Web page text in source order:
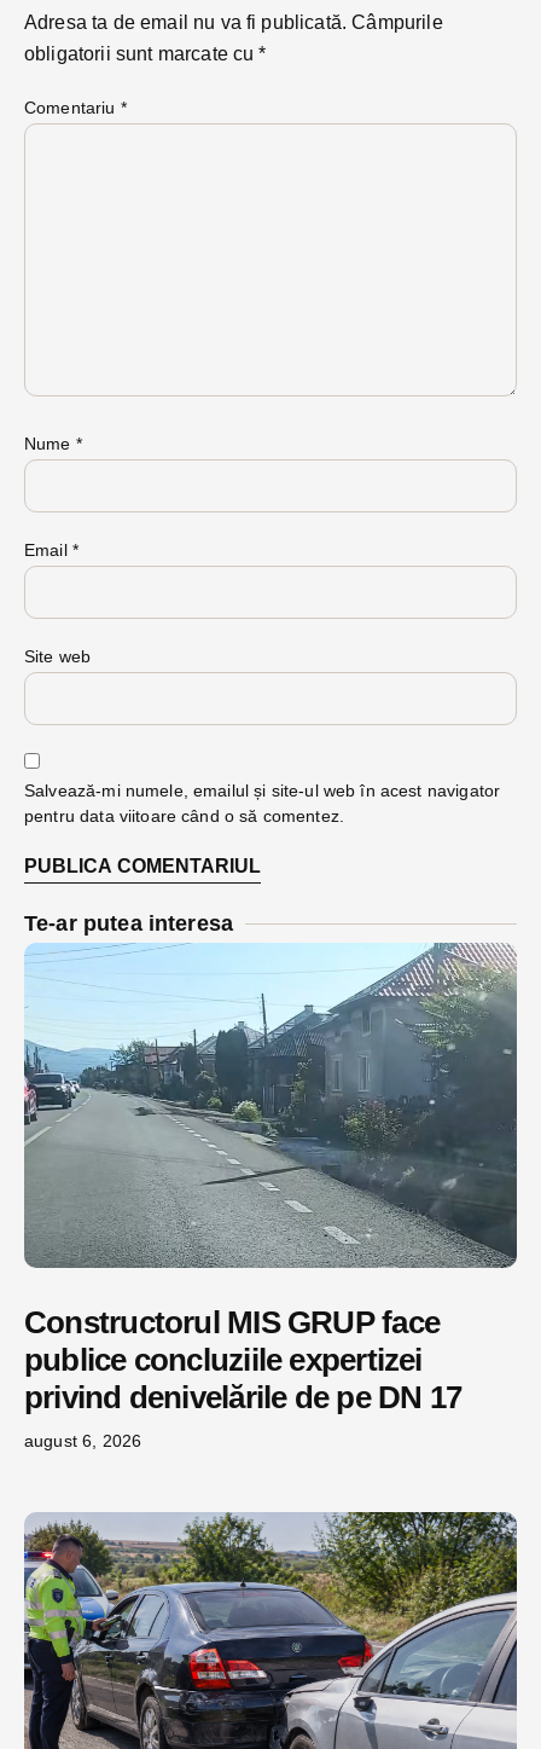
Adresa ta de email nu va fi publicată. Câmpurile
obligatorii sunt marcate cu*
Comentariu *
Nume *
Email *
Site web
Salvează-mi numele, emailul și site-ul web în acest navigator
pentru data viitoare când o să comentez.
Te-ar putea interesa
Constructorul MIS GRUP face
publice concluziile expertizei
privind denivelările de pe DN 17
august 6, 2026